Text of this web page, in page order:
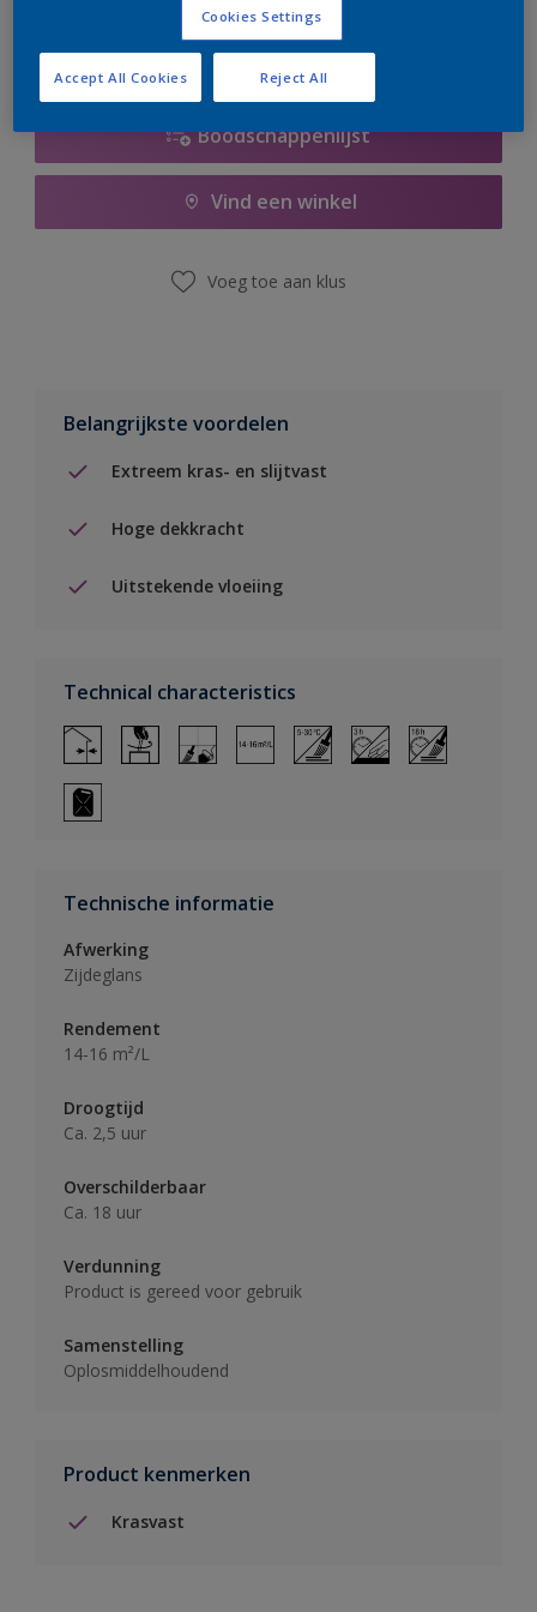
Boodschappenlijst
Vind een winkel
Voeg toe aan klus
Belangrijkste voordelen
Extreem kras- en slijtvast
Hoge dekkracht
Uitstekende vloeiing
Technical characteristics
Technische informatie
Afwerking
Zijdeglans
Rendement
14-16 m²/L
Droogtijd
Ca. 2,5 uur
Overschilderbaar
Ca. 18 uur
Verdunning
Product is gereed voor gebruik
Samenstelling
Oplosmiddelhoudend
Product kenmerken
Krasvast
Cookies Settings
Reject All
Accept All Cookies